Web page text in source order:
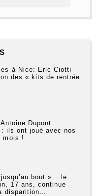
à Nice: Éric Ciotti
des « kits de rentrée
Dupont
ils ont joué avec nos
mois !
bout »… le
17 ans, continue
disparition…